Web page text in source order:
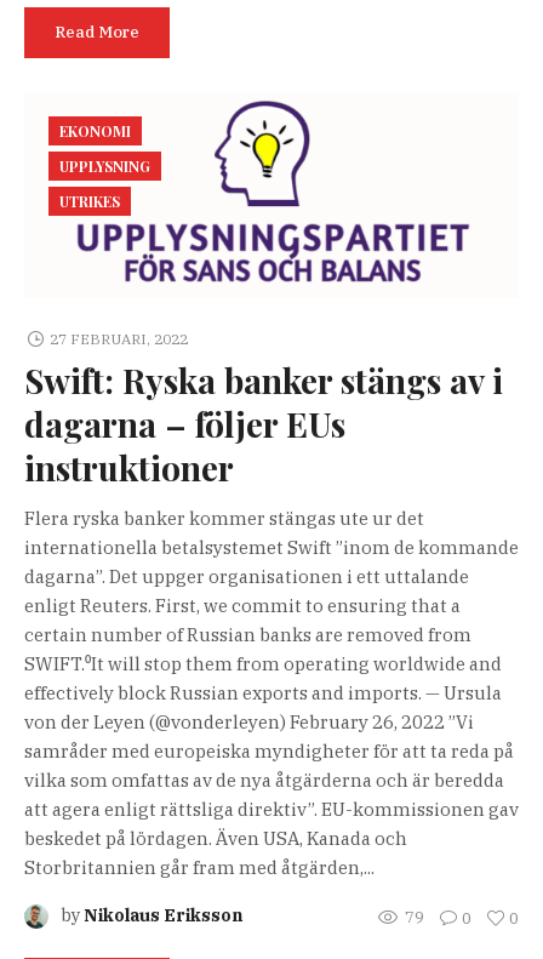
Read More
EKONOMI
UPPLYSNING
UTRIKES
27 FEBRUARI, 2022
Swift: Ryska banker stängs av i
dagarna – följer EUs
instruktioner
Flera ryska banker kommer stängas ute ur det
internationella betalsystemet Swift ”inom de kommande
dagarna”. Det uppger organisationen i ett uttalande
enligt Reuters. First, we commit to ensuring that a
certain number of Russian banks are removed from
SWIFT.⁰It will stop them from operating worldwide and
effectively block Russian exports and imports. — Ursula
von der Leyen (@vonderleyen) February 26, 2022 ”Vi
samråder med europeiska myndigheter för att ta reda på
vilka som omfattas av de nya åtgärderna och är beredda
att agera enligt rättsliga direktiv”. EU-kommissionen gav
beskedet på lördagen. Även USA, Kanada och
Storbritannien går fram med åtgärden,...
byNikolaus Eriksson 79 0 0